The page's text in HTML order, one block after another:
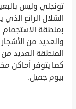
تونجلي وليس
الشلال الرائع الذي
بمنطقة الاستجمام
والعديد من
المنطقة العديد من
كما يتوفر أماكن
بيوم جميل.